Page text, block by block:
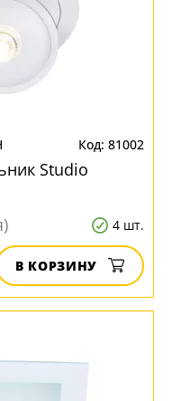
81002
Studio
4 шт.
В КОРЗИНУ